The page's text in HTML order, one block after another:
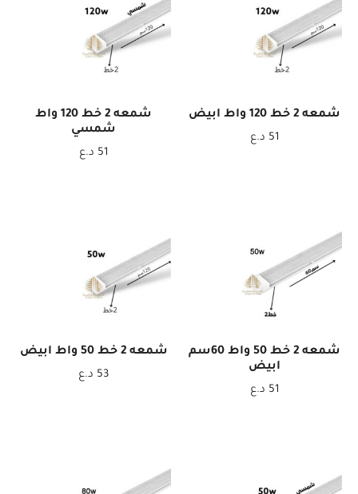
شمعه 2 خط 120 واط ابيض
51 د.ع
شمعه 2 خط 120 واط
شمسي
51 د.ع
شمعه 2 خط 50 واط 60سم
ابيض
51 د.ع
شمعه 2 خط 50 واط ابيض
53 د.ع